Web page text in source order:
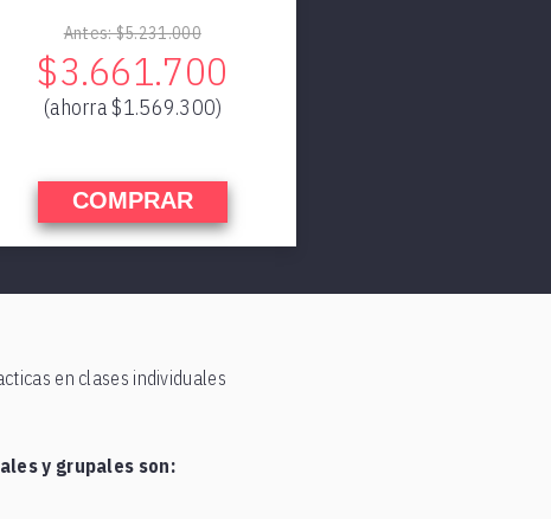
Antes: $5.231.000
$3.661.700
(ahorra $1.569.300)
COMPRAR
en clases individuales
y grupales son: